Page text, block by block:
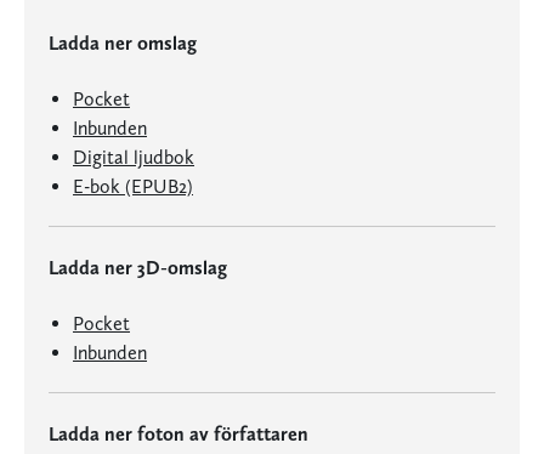
Ladda ner omslag
Pocket
Inbunden
Digital ljudbok
E-bok (EPUB2)
Ladda ner 3D-omslag
Pocket
Inbunden
Ladda ner foton av författaren